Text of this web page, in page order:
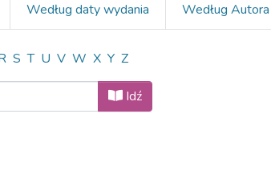
Według daty wydania Według Autora
(WNE) według Temat "AI"
S T U V W X Y Z
Idź